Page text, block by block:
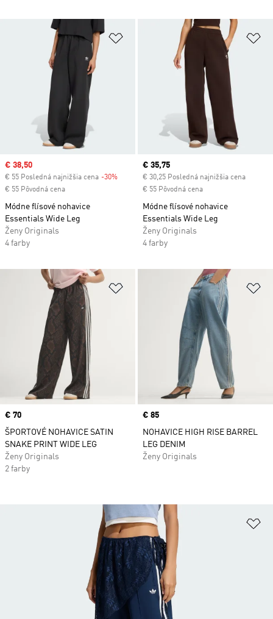
Pridať do zoznamu želaných
Sale price
€ 38,50
€ 55 Posledná najnižšia cena -30% Discount
€ 55 Pôvodná cena
Módne flísové nohavice
Essentials Wide Leg
Ženy Originals
4 farby
Current price
€ 35,75
€ 30,25 Posledná najnižšia cena
€ 55 Pôvodná cena
Módne flísové nohavice
Essentials Wide Leg
Ženy Originals
4 farby
Pridať do zoznamu želaných
Price
€ 70
ŠPORTOVÉ NOHAVICE SATIN
SNAKE PRINT WIDE LEG
Ženy Originals
2 farby
Price
€ 85
NOHAVICE HIGH RISE BARREL
LEG DENIM
Ženy Originals